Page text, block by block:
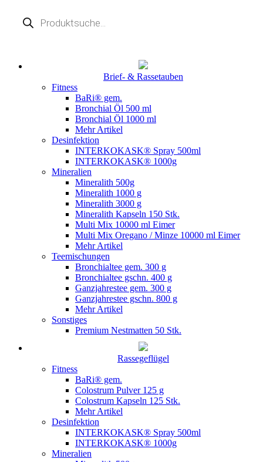
search
Brief- & Rassetauben
Fitness
BaRi® gem.
Bronchial Öl 500 ml
Bronchial Öl 1000 ml
Mehr Artikel
Desinfektion
INTERKOKASK® Spray 500ml
INTERKOKASK® 1000g
Mineralien
Mineralith 500g
Mineralith 1000 g
Mineralith 3000 g
Mineralith Kapseln 150 Stk.
Multi Mix 10000 ml Eimer
Multi Mix Oregano / Minze 10000 ml Eimer
Mehr Artikel
Teemischungen
Bronchialtee gem. 300 g
Bronchialtee gschn. 400 g
Ganzjahrestee gem. 300 g
Ganzjahrestee gschn. 800 g
Mehr Artikel
Sonstiges
Premium Nestmatten 50 Stk.
Rassegeflügel
Fitness
BaRi® gem.
Colostrum Pulver 125 g
Colostrum Kapseln 125 Stk.
Mehr Artikel
Desinfektion
INTERKOKASK® Spray 500ml
INTERKOKASK® 1000g
Mineralien